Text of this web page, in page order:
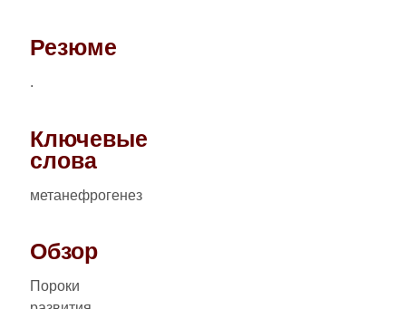
Резюме
.
Ключевые
слова
метанефрогенез
Обзор
Пороки